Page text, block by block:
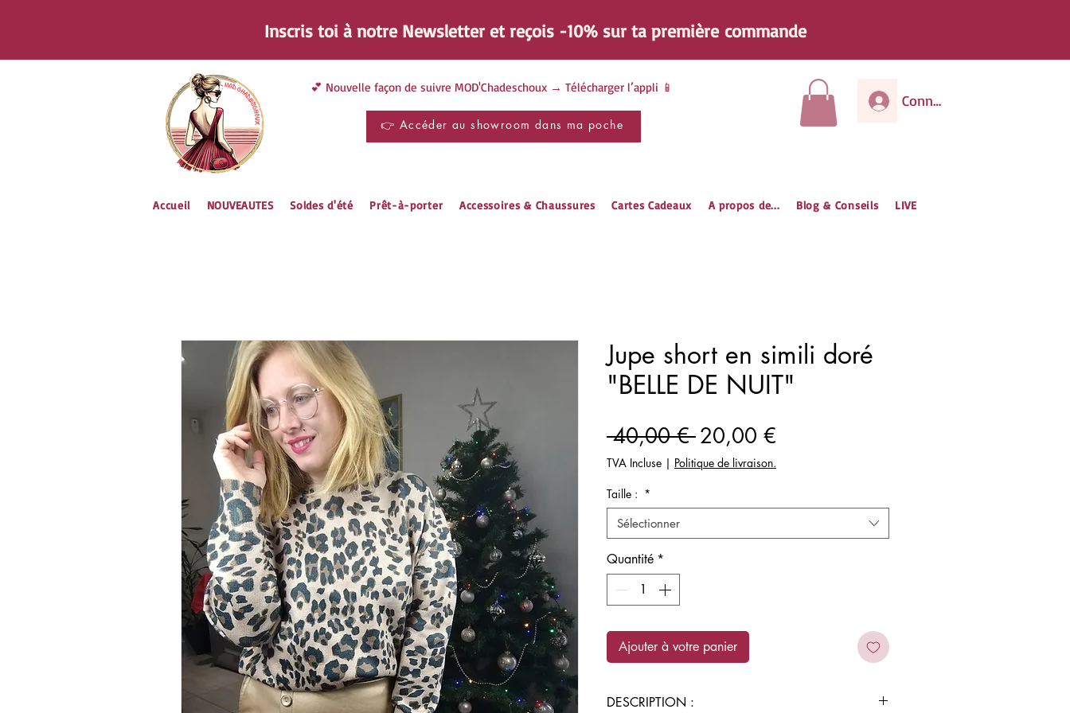
Inscris toi à notre Newsletter et reçois -10% sur ta premièrecommande
💕 Nouvelle façon de suivre MOD'Chadeschoux → Télécharger l’appli 📱
👉 Accéder au showroom dans ma poche
Connexion
Accueil NOUVEAUTES Soldes d'été Prêt-à-porter Accessoires & Chaussures Cartes Cadeaux A propos de... Blog & Conseils LIVE
Jupe short en simili doré
"BELLE DE NUIT"
40,00 € Prix
original
20,00 €
TVA Incluse | Politique de livraison.
Taille : *
Sélectionner
Quantité *
Ajouter à votre panier
DESCRIPTION :